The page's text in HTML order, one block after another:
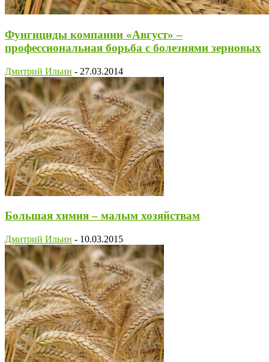
Фунгициды компании «Август» –
профессиональная борьба с болезнями зерновых
Дмитрий Ильин - 27.03.2014
Большая химия – малым хозяйствам
Дмитрий Ильин - 10.03.2015